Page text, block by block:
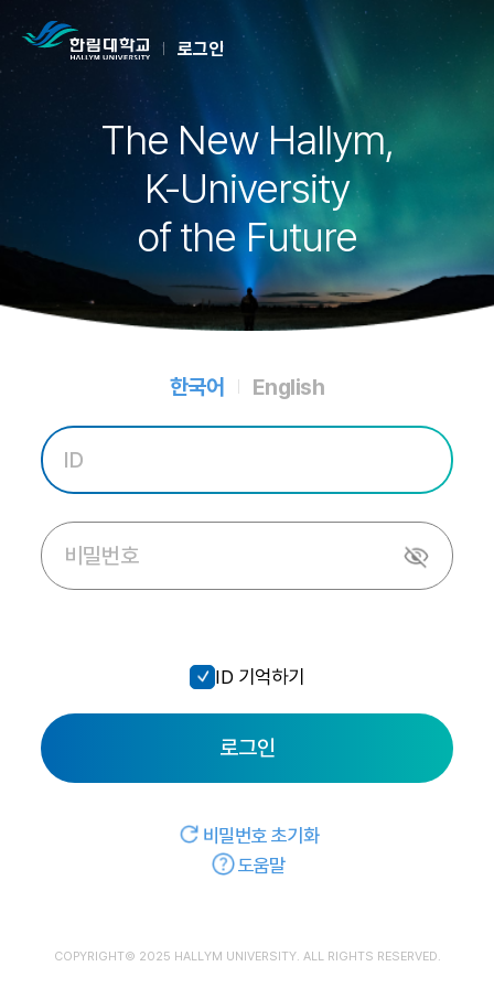
로그인
The New Hallym,
K-University
of the Future
한국어 English
ID 기억하기
로그인
비밀번호 초기화
도움말
COPYRIGHT© 2025 HALLYM UNIVERSITY. ALL RIGHTS RESERVED.